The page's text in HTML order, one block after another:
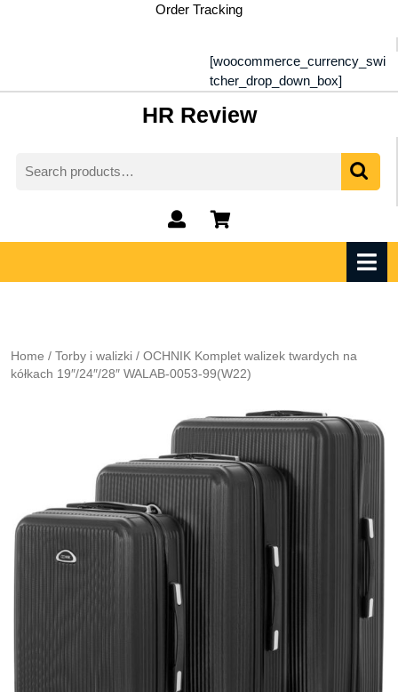
Order Tracking
[woocommerce_currency_swi
tcher_drop_down_box]
HR Review
for:
My
Account
shopping
cart
Home / Torby i walizki / OCHNIK Komplet walizek twardych na
kółkach 19″/24″/28″ WALAB-0053-99(W22)